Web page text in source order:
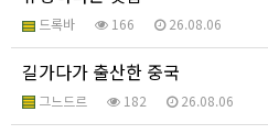
드록바 166 26.08.06
길가다가 출산한 중국
그느드르 182 26.08.06